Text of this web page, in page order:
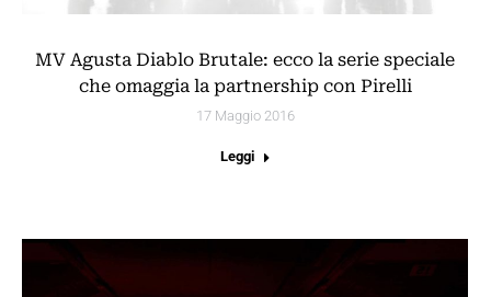
MV Agusta Diablo Brutale: ecco la serie speciale
che omaggia la partnership con Pirelli
17 Maggio 2016
Leggi